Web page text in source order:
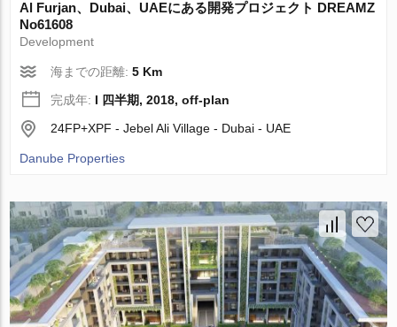
Al Furjan、Dubai、UAEにある開発プロジェクト DREAMZ
No61608
Development
海までの距離:5 Km
完成年: I 四半期, 2018, off-plan
24FP+XPF - Jebel Ali Village - Dubai - UAE
Danube Properties